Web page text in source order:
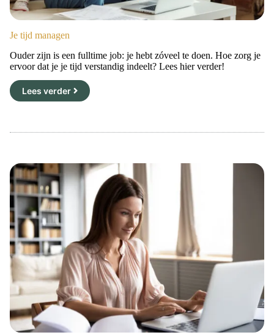
Je tijd managen
Ouder zijn is een fulltime job: je hebt zóveel te doen. Hoe zorg je
ervoor dat je je tijd verstandig indeelt? Lees hier verder!
Lees verder